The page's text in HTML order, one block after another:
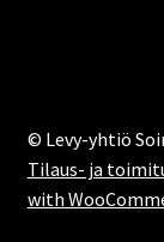
© Levy-yhtiö
Tilaus- ja
with